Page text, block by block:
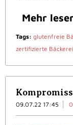
Mehr
Tags: glutenfreie
zertifizierte Bäckerei
09.07.22 17:45